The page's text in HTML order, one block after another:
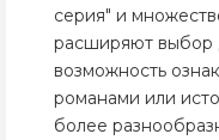
серия" и
расширяют выбор
возможность
романами или
более